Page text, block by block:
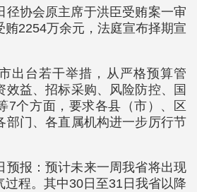
径协会原主席于洪臣受贿案一审
贿2254万余元，法庭宣布择期宣
出台若干举措，从严格预算管
效益、招标采购、风险防控、国
7个方面，要求各县（市）、区
部门、各直属机构进一步厉行节
预报：预计未来一周我省将出现
过程。其中30日至31日我省以降